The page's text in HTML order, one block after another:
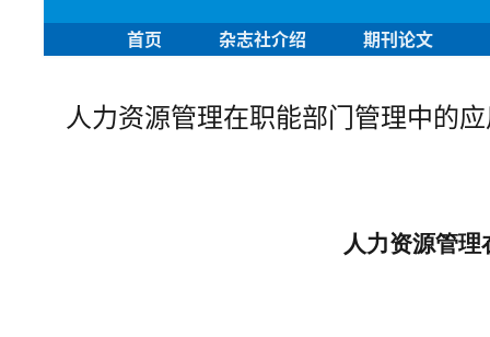
首页 杂志社介绍 期刊论文
人力资源管理在职能部门管理中的
人力资源管